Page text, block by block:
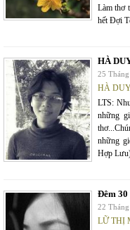
Làm thơ
hết Đợi
HÀ
25
HÀ
LTS:
những
những
Hợp
Đêm 30
22
LỮ THỊ